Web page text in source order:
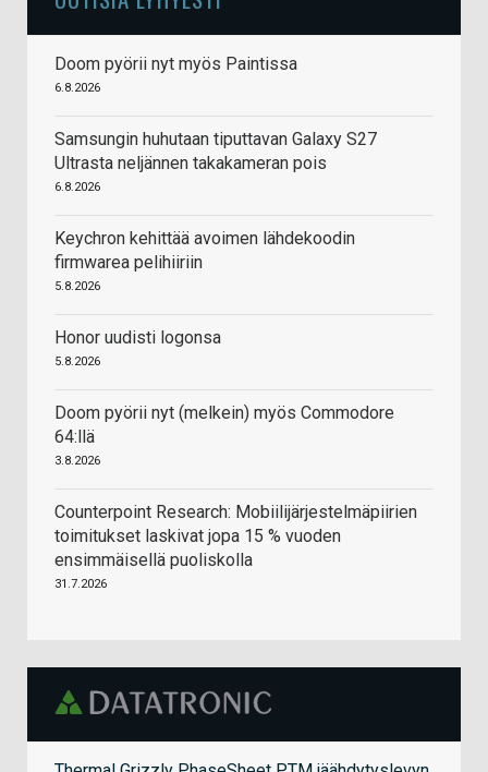
Doom pyörii nyt myös Paintissa
6.8.2026
Samsungin huhutaan tiputtavan Galaxy S27
Ultrasta neljännen takakameran pois
6.8.2026
Keychron kehittää avoimen lähdekoodin
firmwarea pelihiiriin
5.8.2026
Honor uudisti logonsa
5.8.2026
Doom pyörii nyt (melkein) myös Commodore
64:llä
3.8.2026
Counterpoint Research: Mobiilijärjestelmäpiirien
toimitukset laskivat jopa 15 % vuoden
ensimmäisellä puoliskolla
31.7.2026